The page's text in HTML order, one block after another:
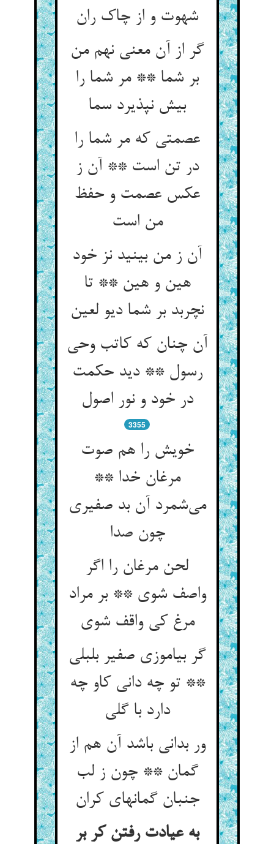
گر از آن معنی نهم من
بر شما ** مر شما را
بیش نپذیرد سما
عصمتی که مر شما را
در تن است ** آن ز
عکس عصمت و حفظ
من است‌‌
آن ز من بینید نز خود
هین و هین ** تا
آن چنان که کاتب وحی
رسول ** دید حکمت
در خود و نور اصول‌‌
3355
خویش را هم صوت
مرغان خدا **
می‌‌شمرد آن بد صفیری
چون صدا
لحن مرغان را اگر
واصف شوی ** بر مراد
مرغ کی واقف شوی‌‌
گر بیاموزی صفیر بلبلی
** تو چه دانی کاو چه
دارد با گلی‌‌
ور بدانی باشد آن هم از
گمان ** چون ز لب
جنبان گمانهای کران‌‌
به عیادت رفتن کر بر